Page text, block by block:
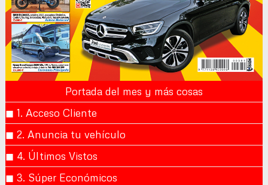
Portada del mes y más cosas
◼︎ 1. Acceso Cliente
◼︎ 2. Anuncia tu vehículo
◼︎ 4. Últimos Vistos
◼︎ 3. Súper Económicos